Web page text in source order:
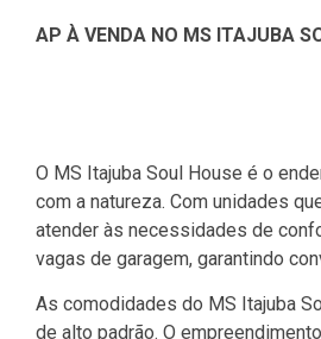
AP À VENDA NO MS ITAJUBA
O MS Itajuba Soul House é o
com a natureza. Com unidades
atender às necessidades de
vagas de garagem, garantindo
As comodidades do MS Itajuba
de alto padrão. O